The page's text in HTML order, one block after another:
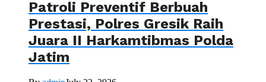
Patroli Preventif Berbuah
Prestasi, Polres Gresik Raih
Juara II Harkamtibmas Polda
Jatim